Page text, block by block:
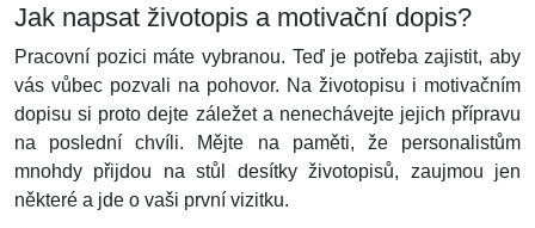
Jak napsat životopis a motivační dopis?
Pracovní pozici máte vybranou. Teď je potřeba zajistit, aby
vás vůbec pozvali na pohovor. Na životopisu i motivačním
dopisu si proto dejte záležet a nenechávejte jejich přípravu
na poslední chvíli. Mějte na paměti, že personalistům
mnohdy přijdou na stůl desítky životopisů, zaujmou jen
některé a jde o vaši první vizitku.